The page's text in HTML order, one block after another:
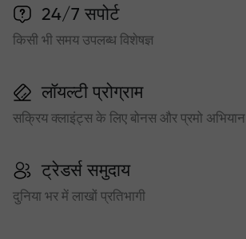
24/7 सपोर्ट
किसी भी समय उपलब्ध विशेषज्ञ
लॉयल्टी प्रोग्राम
सक्रिय क्लाइंट्स के लिए बोनस और प्रमो अभियान
ट्रेडर्स समुदाय
दुनिया भर में लाखों प्रतिभागी